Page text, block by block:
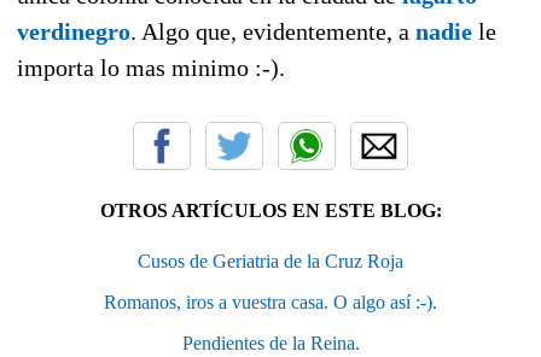
verdinegro. Algo que, evidentemente, a nadie le
importa lo mas minimo :-).
OTROS ARTÍCULOS EN ESTE BLOG:
Cusos de Geriatria de la Cruz Roja
Romanos, iros a vuestra casa. O algo así :-).
Pendientes de la Reina.